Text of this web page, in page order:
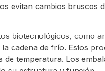
evitan cambios bruscos
biotecnológicos, como
cadena de frío. Estos
temperatura. Los